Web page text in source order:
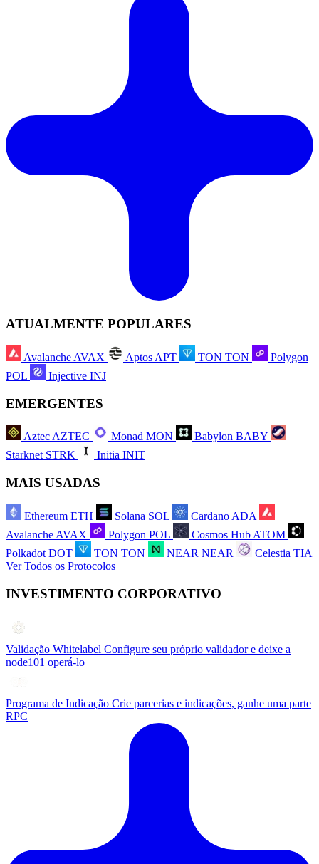
ATUALMENTE POPULARES
Avalanche AVAX Aptos APT TON TON
Polygon
POL
Injective INJ
EMERGENTES
AztecAZTEC Monad MON Babylon BABY
Starknet STRK Initia INIT
MAIS USADAS
Ethereum ETH Solana SOL Cardano ADA
Avalanche AVAX Polygon POL Cosmos Hub ATOM
Polkadot DOT TON TON NEAR NEAR Celestia TIA
Ver Todos os Protocolos
INVESTIMENTO CORPORATIVO
Validação Whitelabel Configure seu próprio validador e deixe a
node101 operá-lo
Programa de Indicação Crie parcerias e indicações, ganhe uma parte
RPC